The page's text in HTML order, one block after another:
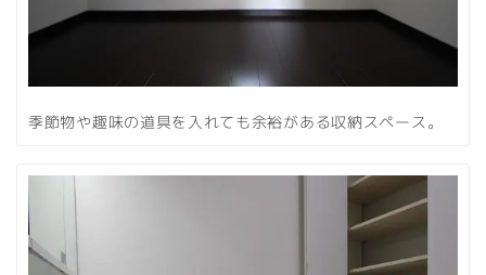
季節物や趣味の道具を入れても余裕がある収納スペース。